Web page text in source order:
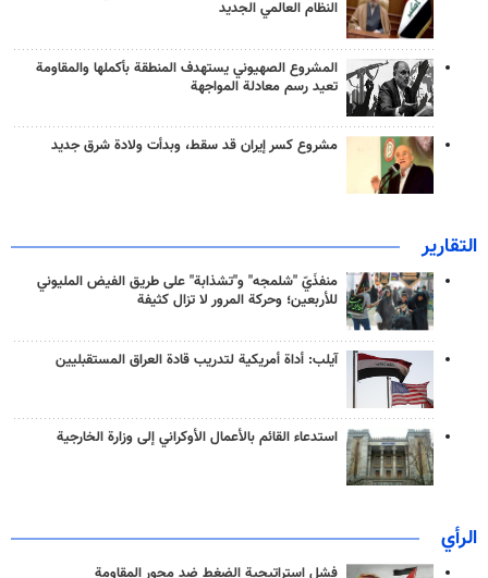
النظام العالمي الجديد
المشروع الصهيوني يستهدف المنطقة بأكملها والمقاومة
تعيد رسم معادلة المواجهة
مشروع كسر إيران قد سقط، وبدأت ولادة شرق جديد
التقارير
منفذَيّ "شلمجه" و"تشذابة" على طريق الفيض المليوني
للأربعين؛ وحركة المرور لا تزال كثيفة
آيلب: أداة أمريكية لتدريب قادة العراق المستقبليين
استدعاء القائم بالأعمال الأوكراني إلى وزارة الخارجية
الرأي